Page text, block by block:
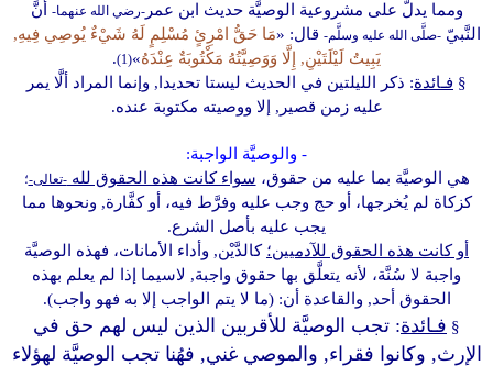
ومما يدلّ على مشروعية الوصيَّة حديث ابن عمر-رضي الله عنهما-
أنَّ
النَّبيّ-صلَّى الله عليه وسلَّم- قال: «مَا حَقُّ امْرِئٍ مُسْلِمٍ لَهُ شَيْءٌ يُوصِي فِيهِ,
يَبِيتُ لَيْلَتَيْنِ, إِلَّا وَوَصِيَّتُهُ مَكْتُوبَةٌ عِنْدَهُ»
(1)
.
§ فـائدة: ذكر الليلتين في الحديث ليستا تحديدا, وإنما المراد ألَّا يمر
عليه زمن قصير, إلا ووصيته مكتوبة عنده.
- والوصيَّة الواجبة:
هي الوصيَّة بما عليه من حقوق، سواء كانت هذه الحقوق لله-تعالى-؛
كزكاة لم يُخرجها، أو حج وجب عليه وفرَّط فيه، أو كفَّارة, ونحوها مما
يجب عليه بأصل الشرع.
أو كانت هذه الحقوق للآدميين؛ كالدَّيْن, وأداء الأمانات، فهذه الوصيَّة
واجبة لا سُنَّة، لأنه يتعلَّق بها حقوق واجبة, لاسيما إذا لم يعلم بهذه
الحقوق أحد, والقاعدة أن: (ما لا يتم الواجب إلا به فهو واجب).
§ فـائدة: تجب الوصيَّة للأقربين الذين ليس لهم حق في
الإرث, وكانوا فقراء, والموصي غني, فهُنا تجب الوصيَّة لهؤلاء